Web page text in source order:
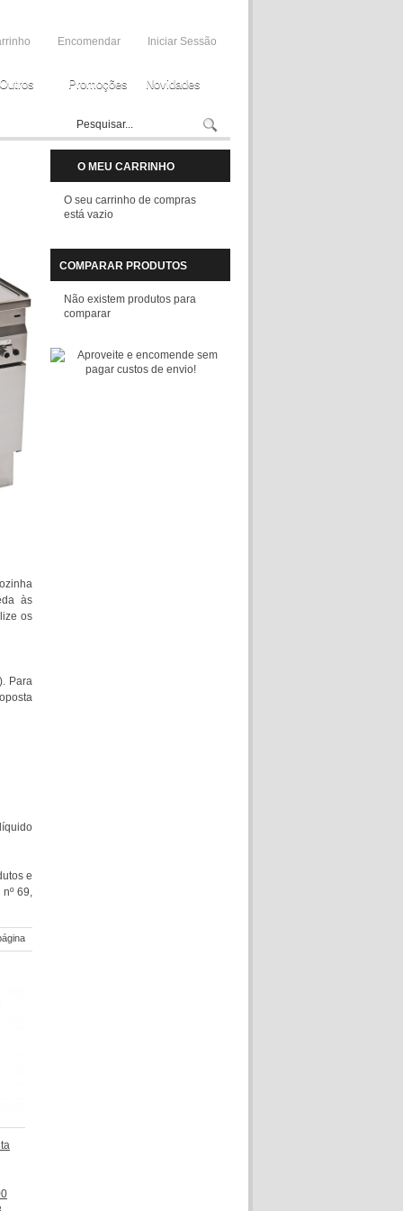
Encomendar Iniciar Sessão
Outros Promoções Novidades
às
os
Para
e
69,
O MEU CARRINHO
O seu carrinho de compras
está vazio
COMPARAR PRODUTOS
Não existem produtos para
comparar